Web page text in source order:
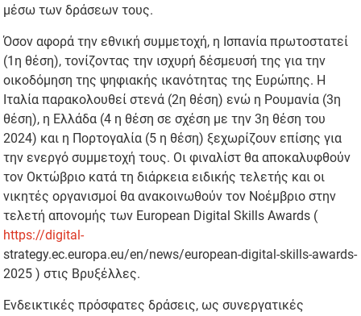
μέσω των δράσεων τους.
Όσον αφορά την εθνική συμμετοχή, η Ισπανία πρωτοστατεί
(1η θέση), τονίζοντας την ισχυρή δέσμευσή της για την
οικοδόμηση της ψηφιακής ικανότητας της Ευρώπης. Η
Ιταλία παρακολουθεί στενά (2η θέση) ενώ η Ρουμανία (3η
θέση), η Ελλάδα (4 η θέση σε σχέση με την 3η θέση του
2024) και η Πορτογαλία (5 η θέση) ξεχωρίζουν επίσης για
την ενεργό συμμετοχή τους. Οι φιναλίστ θα αποκαλυφθούν
τον Οκτώβριο κατά τη διάρκεια ειδικής τελετής και οι
νικητές οργανισμοί θα ανακοινωθούν τον Νοέμβριο στην
τελετή απονομής των European Digital Skills Awards (
https://digital-
strategy.ec.europa.eu/en/news/european-digital-skills-awards-
2025 ) στις Βρυξέλλες.
Ενδεικτικές πρόσφατες δράσεις, ως συνεργατικές